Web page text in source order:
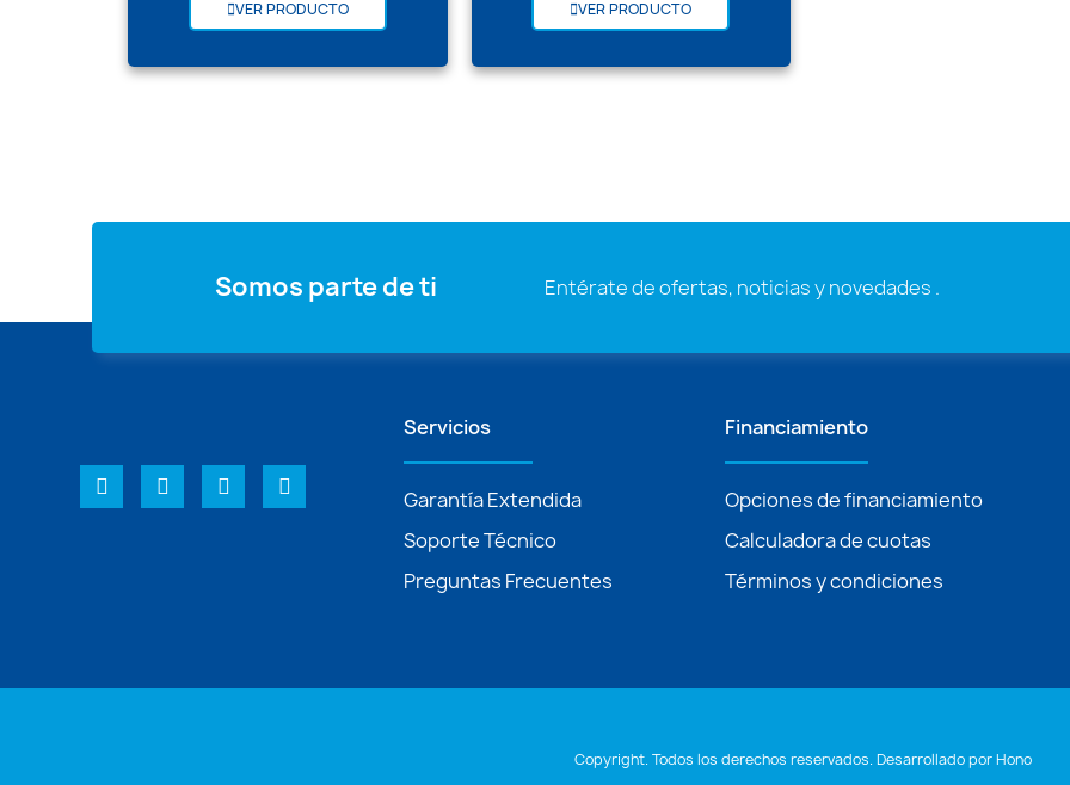
VER PRODUCTO VER PRODUCTO
Somos parte de ti Entérate de ofertas, noticias y novedades .
Servicios
Garantía Extendida
Soporte Técnico
Preguntas Frecuentes
Financiamiento
Opciones de financiamiento
Calculadora de cuotas
Términos y condiciones
Copyright. Todos los derechos reservados. Desarrollado porHono